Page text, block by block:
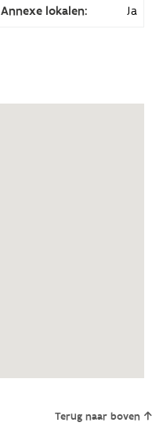
Annexe lokalen: Ja
Terug naar boven